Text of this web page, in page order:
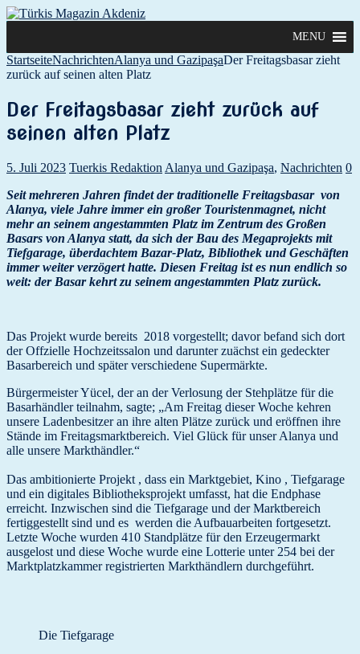
MENU
StartseiteNachrichtenAlanya und GazipaşaDer Freitagsbasar zieht
zurück auf seinen alten Platz
Der Freitagsbasar zieht zurück auf
seinen alten Platz
5. Juli 2023 Tuerkis Redaktion Alanya und Gazipaşa, Nachrichten 0
Seit mehreren Jahren findet der traditionelle Freitagsbasar von
Alanya, viele Jahre immer ein großer Touristenmagnet, nicht
mehr an seinem angestammten Platz im Zentrum des Großen
Basars von Alanya statt, da sich der Bau des Megaprojekts mit
Tiefgarage, überdachtem Bazar-Platz, Bibliothek und Geschäften
immer weiter verzögert hatte. Diesen Freitag ist es nun endlich so
weit: der Basar kehrt zu seinem angestammten Platz zurück.
Das Projekt wurde bereits 2018 vorgestellt; davor befand sich dort
der Offzielle Hochzeitssalon und darunter zuächst ein gedeckter
Basarbereich und später verschiedene Supermärkte.
Bürgermeister Yücel, der an der Verlosung der Stehplätze für die
Basarhändler teilnahm, sagte; „Am Freitag dieser Woche kehren
unsere Ladenbesitzer an ihre alten Plätze zurück und eröffnen ihre
Stände im Freitagsmarktbereich. Viel Glück für unser Alanya und
alle unsere Markthändler.“
Das ambitionierte Projekt , dass ein Marktgebiet, Kino , Tiefgarage
und ein digitales Bibliotheksprojekt umfasst, hat die Endphase
erreicht. Inzwischen sind die Tiefgarage und der Marktbereich
fertiggestellt sind und es werden die Aufbauarbeiten fortgesetzt.
Letzte Woche wurden 410 Standplätze für den Erzeugermarkt
ausgelost und diese Woche wurde eine Lotterie unter 254 bei der
Marktplatzkammer registrierten Markthändlern durchgeführt.
Die Tiefgarage